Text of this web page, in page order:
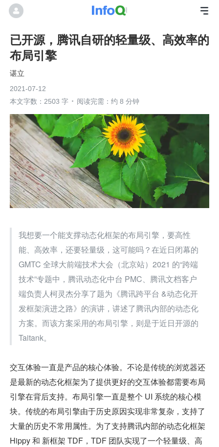
已开源，腾讯自研的轻量级、高效率的
布局引擎
谌立
2021-07-12
本文字数：2503 字
阅读完需：约 8 分钟
我想要一个能支撑动态化框架的布局引擎，要高性
能、高效率，还要轻量级，这可能吗？在近日闭幕的
GMTC 全球大前端技术大会（北京站）2021 的“跨端
技术”专题中，腾讯动态化中台 PMC、腾讯文档客户
端负责人柯灵杰分享了题为《腾讯跨平台 &动态化开
发框架演进之路》的演讲，讲述了腾讯内部的动态化
方案。而该方案采用的布局引擎，则是于近日开源的
Taitank。
交互体验一直是产品的核心体验。不论是传统的浏览器还
是最新的动态化框架为了提供更好的交互体验都需要布局
引擎在背后支持。布局引擎一直是整个 UI 系统的核心模
块。传统的布局引擎由于历史原因实现非常复杂，支持了
大量的历史不常用属性。为了支持腾讯内部的动态化框架
Hippy 和 新框架 TDF，TDF 团队实现了一个轻量级、高